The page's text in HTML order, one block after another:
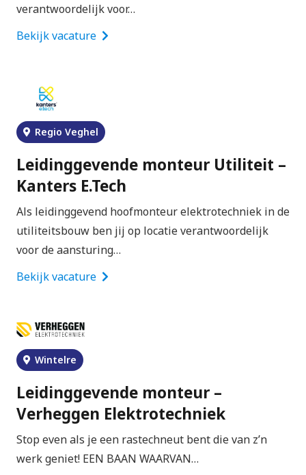
verantwoordelijk voor…
Bekijk vacature
Regio Veghel
Leidinggevende monteur Utiliteit –
Kanters E.Tech
Als leidinggevend hoofmonteur elektrotechniek in de
utiliteitsbouw ben jij op locatie verantwoordelijk
voor de aansturing…
Bekijk vacature
Wintelre
Leidinggevende monteur –
Verheggen Elektrotechniek
Stop even als je een rastechneut bent die van z’n
werk geniet! EEN BAAN WAARVAN…